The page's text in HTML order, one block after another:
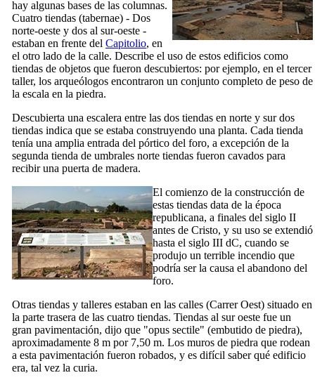
hay algunas bases de las columnas.
Cuatro tiendas (tabernae) - Dos
norte-oeste y dos al sur-oeste -
estaban en frente del Capitolio, en
el otro lado de la calle. Describe el uso de estos edificios como
tiendas de objetos que fueron descubiertos: por ejemplo, en el tercer
taller, los arqueólogos encontraron un conjunto completo de peso de
la escala en la piedra.
Descubierta una escalera entre las dos tiendas en norte y sur dos
tiendas indica que se estaba construyendo una planta. Cada tienda
tenía una amplia entrada del pórtico del foro, a excepción de la
segunda tienda de umbrales norte tiendas fueron cavados para
recibir una puerta de madera.
El comienzo de la construcción de
estas tiendas data de la época
republicana, a finales del siglo II
antes de Cristo, y su uso se extendió
hasta el siglo III dC, cuando se
produjo un terrible incendio que
podría ser la causa el abandono del
foro.
Otras tiendas y talleres estaban en las calles (Carrer Oest) situado en
la parte trasera de las cuatro tiendas. Tiendas al sur oeste fue un
gran pavimentación, dijo que "opus sectile" (embutido de piedra),
aproximadamente 8 m por 7,50 m. Los muros de piedra que rodean
a esta pavimentación fueron robados, y es difícil saber qué edificio
era, tal vez la curia.